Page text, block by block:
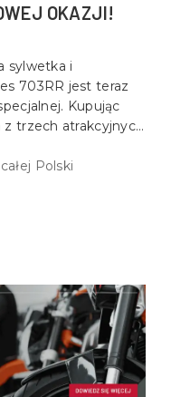
OKAZJI!
sylwetka i
703RR jest teraz
Kupując
trzech atrakcyjnych
Polski